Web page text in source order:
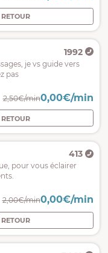
1992
je vs guide vers
pas
2,50€/min0,00€/min
413
pour vous éclairer
2,00€/min0,00€/min